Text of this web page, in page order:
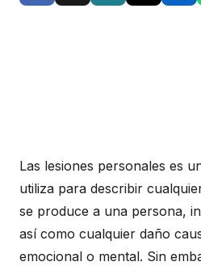
Las lesiones personales es
utiliza para describir
se produce a una persona,
así como cualquier daño
emocional o mental. Sin